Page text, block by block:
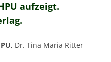
aufzeigt.
Dr. Tina Maria Ritter